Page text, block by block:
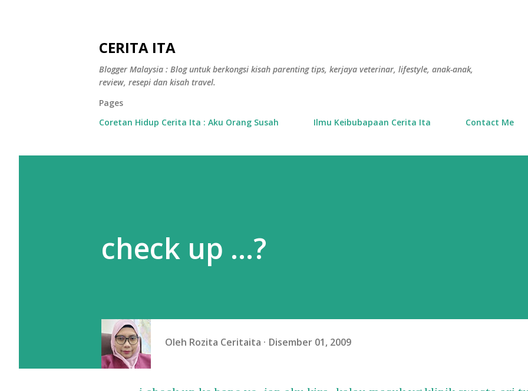
CERITA ITA
Blogger Malaysia : Blog untuk berkongsi kisah parenting tips, kerjaya veterinar, lifestyle, anak-anak,
review, resepi dan kisah travel.
Pages
Coretan Hidup Cerita Ita : Aku Orang Susah
Ilmu Keibubapaan Cerita Ita Contact Me
check up ...?
Oleh Rozita Ceritaita Disember 01, 2009